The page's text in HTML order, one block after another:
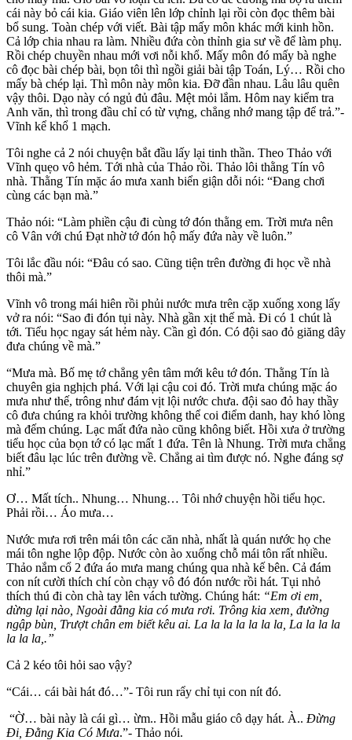
cái này bỏ cái kia. Giáo viên lên lớp chỉnh lại rồi còn đọc thêm bài
bổ sung. Toàn chép với viết. Bài tập mấy môn khác mới kinh hồn.
Cả lớp chia nhau ra làm. Nhiều đứa còn thỉnh gia sư về để làm phụ.
Rồi chép chuyền nhau mới vơi nỗi khổ. Mấy môn đó mấy bà nghe
cô đọc bài chép bài, bọn tôi thì ngồi giải bài tập Toán, Lý… Rồi cho
mấy bà chép lại. Thì môn này môn kia. Đỡ đần nhau. Lâu lâu quên
vậy thôi. Dạo này có ngủ đủ đâu. Mệt mỏi lắm. Hôm nay kiểm tra
Anh văn, thì trong đầu chỉ có từ vựng, chẳng nhớ mang tập để trả.”-
Vĩnh kể khổ 1 mạch.
Tôi nghe cả 2 nói chuyện bắt đầu lấy lại tinh thần. Theo Thảo với
Vĩnh quẹo vô hẻm. Tới nhà của Thảo rồi. Thảo lôi thằng Tín vô
nhà. Thằng Tín mặc áo mưa xanh biển giận dỗi nói: “Đang chơi
cùng các bạn mà.”
Thảo nói: “Làm phiền cậu đi cùng tớ đón thằng em. Trời mưa nên
cô Vân với chú Đạt nhờ tớ đón hộ mấy đứa này về luôn.”
Tôi lắc đầu nói: “Đâu có sao. Cũng tiện trên đường đi học về nhà
thôi mà.”
Vĩnh vô trong mái hiên rồi phủi nước mưa trên cặp xuống xong lấy
vở ra nói: “Sao đi đón tụi này. Nhà gần xịt thế mà. Đi có 1 chút là
tới. Tiểu học ngay sát hẻm này. Cần gì đón. Có đội sao đỏ giăng dây
đưa chúng về mà.”
“Mưa mà. Bố mẹ tớ chẳng yên tâm mới kêu tớ đón. Thằng Tín là
chuyên gia nghịch phá. Với lại cậu coi đó. Trời mưa chúng mặc áo
mưa như thế, trông như đám vịt lội nước chưa. đội sao đỏ hay thầy
cô đưa chúng ra khỏi trường không thể coi điểm danh, hay khó lòng
mà đếm chúng. Lạc mất đứa nào cũng không biết. Hồi xưa ở trường
tiểu học của bọn tớ có lạc mất 1 đứa. Tên là Nhung. Trời mưa chẳng
biết đâu lạc lúc trên đường về. Chẳng ai tìm được nó. Nghe đáng sợ
nhỉ.”
Ơ… Mất tích.. Nhung… Nhung… Tôi nhớ chuyện hồi tiểu học.
Phải rồi… Áo mưa…
Nước mưa rơi trên mái tôn các căn nhà, nhất là quán nước họ che
mái tôn nghe lộp độp. Nước còn ào xuống chỗ mái tôn rất nhiều.
Thảo nắm cổ 2 đứa áo mưa mang chúng qua nhà kế bên. Cả đám
con nít cười thích chí còn chạy vô đó đón nước rồi hát. Tụi nhỏ
thích thú đi còn chà tay lên vách tường. Chúng hát: “Em ơi em,
dừng lại nào, Ngoài đằng kia có mưa rơi. Trông kia xem, đường
ngập bùn, Trượt chân em biết kêu ai. La la la la la la la, La la la la
la la la,.”
Cả 2 kéo tôi hỏi sao vậy?
“Cái… cái bài hát đó…”- Tôi run rẩy chỉ tụi con nít đó.
“Ờ… bài này là cái gì… ừm.. Hồi mẫu giáo cô dạy hát. À.. Đừng
Đi, Đằng Kia Có Mưa.”- Thảo nói.